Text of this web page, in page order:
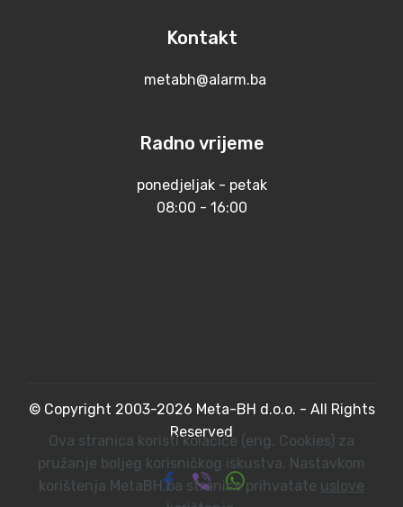
Kontakt
metabh@alarm.ba
Radno vrijeme
ponedjeljak - petak
08:00 - 16:00
© Copyright 2003-2026 Meta-BH d.o.o. - All Rights
Reserved
Ova stranica koristi kolačiće (eng. Cookies) za
pružanje boljeg korisničkog iskustva. Nastavkom
korištenja MetaBH.ba stranice prihvatate uslove